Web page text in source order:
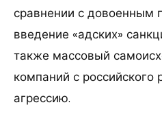
сравнении с довоенным
введение «адских»
также массовый
компаний с российского
агрессию.